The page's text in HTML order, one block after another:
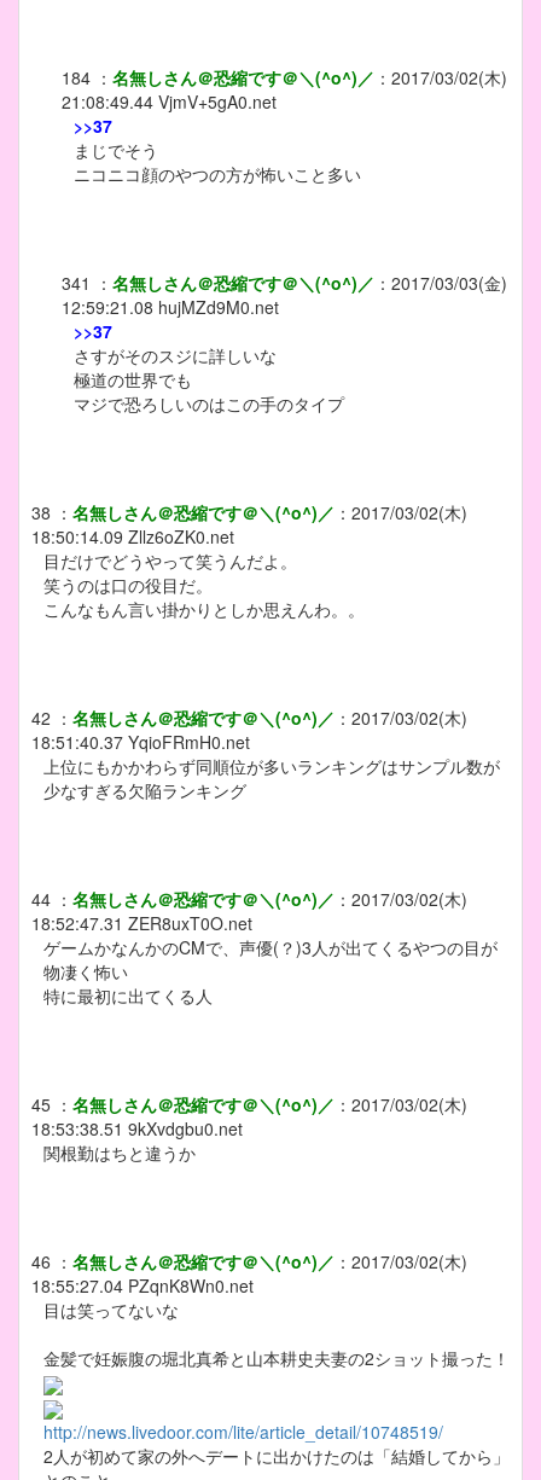
184 ： 名無しさん＠恐縮です＠＼(^o^)／ ： 2017/03/02(木)
21:08:49.44 VjmV+5gA0.net
>>37
まじでそう
ニコニコ顔のやつの方が怖いこと多い
341 ： 名無しさん＠恐縮です＠＼(^o^)／ ： 2017/03/03(金)
12:59:21.08 hujMZd9M0.net
>>37
さすがそのスジに詳しいな
極道の世界でも
マジで恐ろしいのはこの手のタイプ
38 ： 名無しさん＠恐縮です＠＼(^o^)／ ： 2017/03/02(木)
18:50:14.09 Zllz6oZK0.net
目だけでどうやって笑うんだよ。
笑うのは口の役目だ。
こんなもん言い掛かりとしか思えんわ。。
42 ： 名無しさん＠恐縮です＠＼(^o^)／ ： 2017/03/02(木)
18:51:40.37 YqioFRmH0.net
上位にもかかわらず同順位が多いランキングはサンプル数が
少なすぎる欠陥ランキング
44 ： 名無しさん＠恐縮です＠＼(^o^)／ ： 2017/03/02(木)
18:52:47.31 ZER8uxT0O.net
ゲームかなんかのCMで、声優(？)3人が出てくるやつの目が
物凄く怖い
特に最初に出てくる人
45 ： 名無しさん＠恐縮です＠＼(^o^)／ ： 2017/03/02(木)
18:53:38.51 9kXvdgbu0.net
関根勤はちと違うか
46 ： 名無しさん＠恐縮です＠＼(^o^)／ ： 2017/03/02(木)
18:55:27.04 PZqnK8Wn0.net
目は笑ってないな
金髪で妊娠腹の堀北真希と山本耕史夫妻の2ショット撮った！
http://news.livedoor.com/lite/article_detail/10748519/
2人が初めて家の外へデートに出かけたのは「結婚してから」